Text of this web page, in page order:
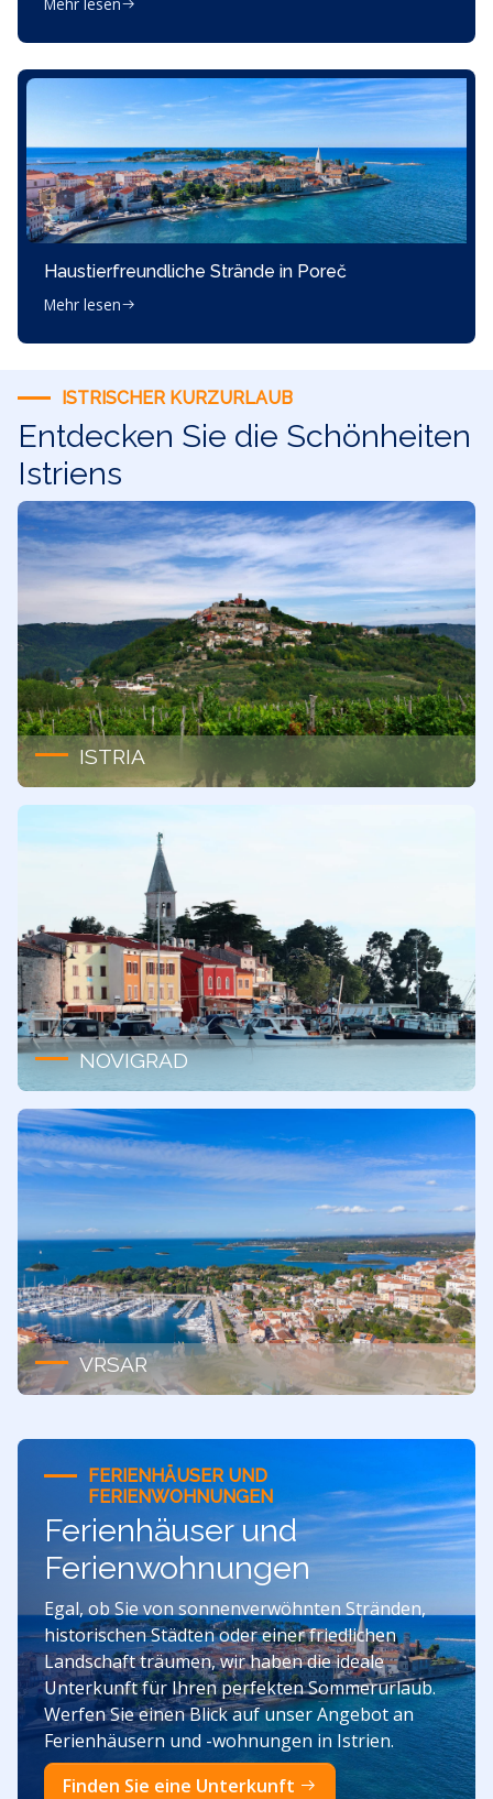
Haustierfreundliche Strände in Poreč
Mehr lesen
ISTRISCHER KURZURLAUB
Entdecken Sie die Schönheiten
Istriens
ISTRIA
NOVIGRAD
VRSAR
FERIENHÄUSER UND
FERIENWOHNUNGEN
Ferienhäuser und
Ferienwohnungen
Egal, ob Sie von sonnenverwöhnten Stränden,
historischen Städten oder einer friedlichen
Landschaft träumen, wir haben die ideale
Unterkunft für Ihren perfekten Sommerurlaub.
Werfen Sie einen Blick auf unser Angebot an
Ferienhäusern und -wohnungen in Istrien.
Finden Sie eine Unterkunft